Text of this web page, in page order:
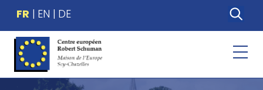
FR EN DE